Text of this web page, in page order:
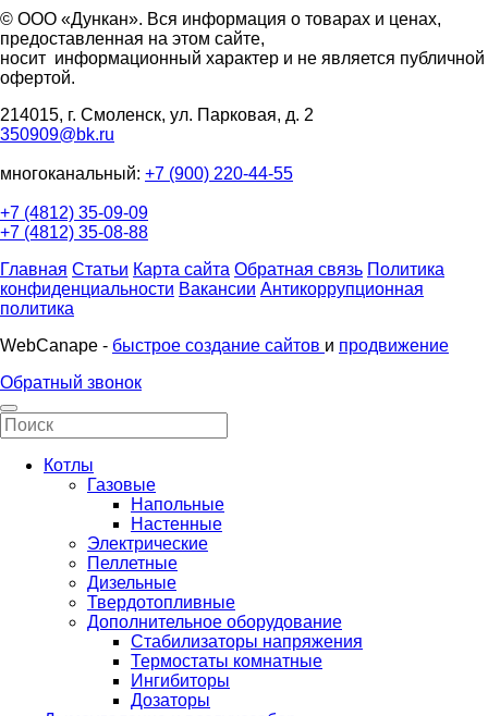
© ООО «Дункан». Вся информация о товарах и ценах,
предоставленная на этом сайте,
носит информационный характер и не является публичной
офертой.
214015, г. Смоленск, ул. Парковая, д. 2
350909@bk.ru
многоканальный: +7 (900) 220-44-55
+7 (4812) 35-09-09
+7 (4812) 35-08-88
Главная Статьи Карта сайта Обратная связь Политика
конфиденциальности Вакансии Антикоррупционная
политика
WebCanape - быстрое создание сайтов и продвижение
Обратный звонок
Котлы
Газовые
Напольные
Настенные
Электрические
Пеллетные
Дизельные
Твердотопливные
Дополнительное оборудование
Стабилизаторы напряжения
Термостаты комнатные
Ингибиторы
Дозаторы